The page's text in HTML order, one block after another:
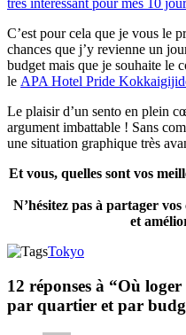
très intéressant pour mes 10
C’est pour cela que je vous le
chances que j’y revienne un
budget mais que je souhaite le
le APA Hotel Pride
Le plaisir d’un sento en plein
argument imbattable ! Sans
une situation graphique très
Et vous, quelles sont vos
N’hésitez pas à partager
et
Tokyo
12 réponses à “Où
par quartier et par